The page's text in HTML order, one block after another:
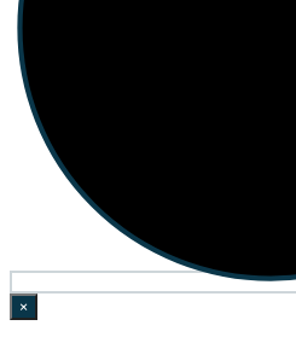
×